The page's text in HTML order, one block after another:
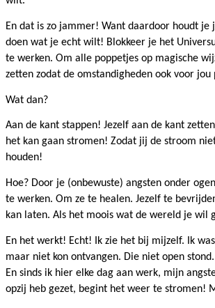
En dat is zo jammer! Want daardoor houdt je
doen wat je echt wilt! Blokkeer je het
te werken. Om alle poppetjes op magische
zetten zodat de omstandigheden ook voor
Wat dan?
Aan de kant stappen! Jezelf aan de kant
het kan gaan stromen! Zodat jij de stroom
houden!
Hoe? Door je (onbewuste) angsten onder
te werken. Om ze te healen. Jezelf te
kan laten. Als het moois wat de wereld je wil
En het werkt! Echt! Ik zie het bij mijzelf. Ik
maar niet kon ontvangen. Die niet open
En sinds ik hier elke dag aan werk, mijn
opzij heb gezet, begint het weer te stromen!